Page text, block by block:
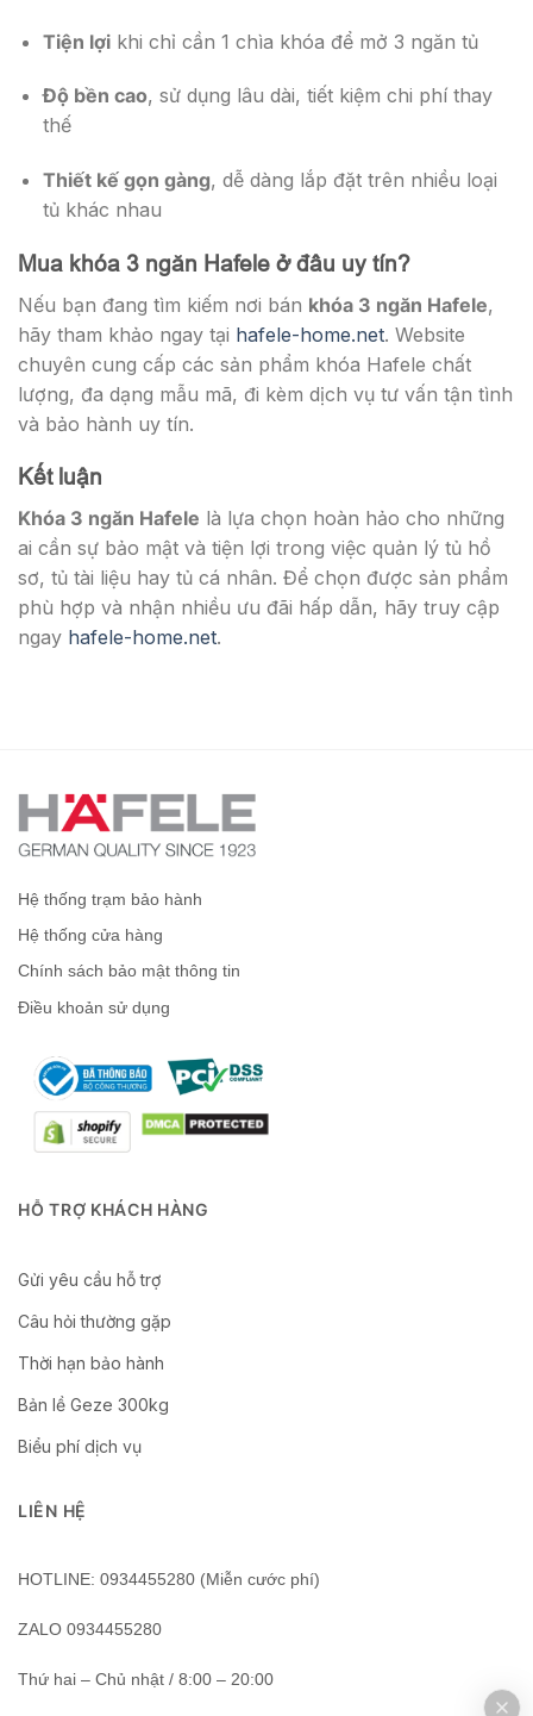
Tiện lợikhi chỉ cần 1 chìa khóa để mở 3 ngăn tủ
Độ bền cao, sử dụng lâu dài, tiết kiệm chi phí thay
thế
Thiết kế gọn gàng, dễ dàng lắp đặt trên nhiều loại
tủ khác nhau
Mua khóa 3 ngăn Hafele ở đâu uy tín?
Nếu bạn đang tìm kiếm nơi bán khóa 3 ngăn Hafele,
hãy tham khảo ngay tại hafele-home.net. Website
chuyên cung cấp các sản phẩm khóa Hafele chất
lượng, đa dạng mẫu mã, đi kèm dịch vụ tư vấn tận tình
và bảo hành uy tín.
Kết luận
Khóa 3 ngăn Hafele là lựa chọn hoàn hảo cho những
ai cần sự bảo mật và tiện lợi trong việc quản lý tủ hồ
sơ, tủ tài liệu hay tủ cá nhân. Để chọn được sản phẩm
phù hợp và nhận nhiều ưu đãi hấp dẫn, hãy truy cập
ngay hafele-home.net.
Hệ thống trạm bảo hành
Hệ thống cửa hàng
Chính sách bảo mật thông tin
Điều khoản sử dụng
HỖ TRỢ KHÁCH HÀNG
Gửi yêu cầu hỗ trợ
Câu hỏi thường gặp
Thời hạn bảo hành
Bản lề Geze 300kg
Biểu phí dịch vụ
LIÊN HỆ
HOTLINE: 0934455280 (Miễn cước phí)
ZALO 0934455280
Thứ hai – Chủ nhật / 8:00 – 20:00